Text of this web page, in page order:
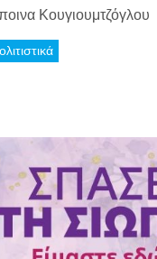
Κουγιουμτζόγλου